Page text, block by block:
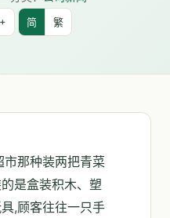
简 繁
市那种装两把青菜
是盒装积木、塑
,顾客往往一只手